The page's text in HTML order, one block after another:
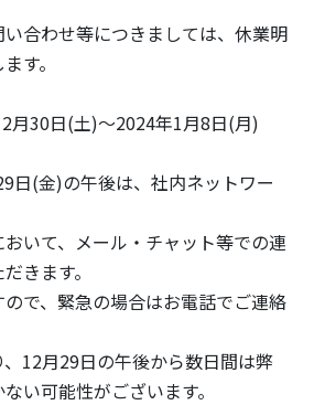
合わせ等につきましては、休業明
す。
月30日(土)～2024年1月8日(月)
日(金)の午後は、社内ネットワー
いて、メール・チャット等での連
きます。
で、緊急の場合はお電話でご連絡
12月29日の午後から数日間は弊
い可能性がございます。